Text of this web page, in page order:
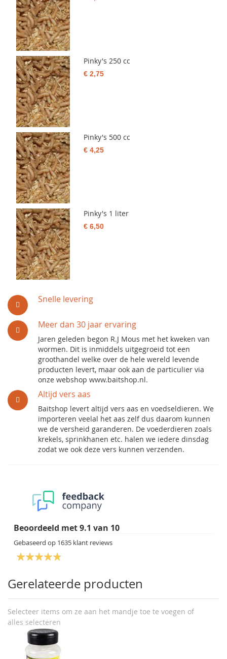
Snelle levering
Meer dan 30 jaar ervaring
Jaren geleden begon R.J Mous met het kweken van
wormen. Dit is inmiddels uitgegroeid tot een
groothandel welke over de hele wereld levende
producten levert, maar ook aan de particulier via
onze webshop www.baitshop.nl.
Altijd vers aas
Baitshop levert altijd vers aas en voedseldieren. We
importeren veelal het aas zelf dus daarom kunnen
we de versheid garanderen. De voederdieren zoals
krekels, sprinkhanen etc. halen we iedere dinsdag
zodat we ook deze vers kunnen verzenden.
Beoordeeld met9.1 van 10
Gebaseerd op 1635 klant reviews
Gerelateerde producten
Selecteer items om ze aan het mandje toe te voegen of
alles selecteren
Pinky's 250 cc
€ 2,75
Pinky's 500 cc
€ 4,25
Pinky's 1 liter
€ 6,50